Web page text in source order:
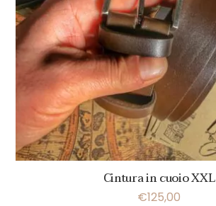
Cintura in cuoio XXL
€125,00